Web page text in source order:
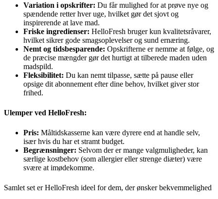
Variation i opskrifter: Du får mulighed for at prøve nye og
spændende retter hver uge, hvilket gør det sjovt og
inspirerende at lave mad.
Friske ingredienser: HelloFresh bruger kun kvalitetsråvarer,
hvilket sikrer gode smagsoplevelser og sund ernæring.
Nemt og tidsbesparende: Opskrifterne er nemme at følge, og
de præcise mængder gør det hurtigt at tilberede maden uden
madspild.
Fleksibilitet: Du kan nemt tilpasse, sætte på pause eller
opsige dit abonnement efter dine behov, hvilket giver stor
frihed.
Ulemper ved HelloFresh:
Pris: Måltidskasserne kan være dyrere end at handle selv,
især hvis du har et stramt budget.
Begrænsninger: Selvom der er mange valgmuligheder, kan
særlige kostbehov (som allergier eller strenge diæter) være
svære at imødekomme.
Samlet set er HelloFresh ideel for dem, der ønsker bekvemmelighed